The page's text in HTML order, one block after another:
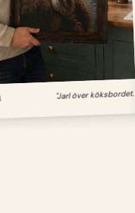
"Jarl över köksbordet."